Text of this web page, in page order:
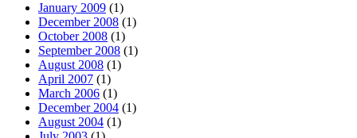
January 2009 (1)
December 2008 (1)
October 2008 (1)
September 2008 (1)
August 2008 (1)
April 2007 (1)
March 2006 (1)
December 2004 (1)
August 2004 (1)